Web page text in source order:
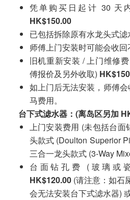
凭单购买日起计 30 天
HK$150.00
已包括拆除原有水龙头式
师傅上门安装时可能会收
旧机重新安装 / 上门维修
傅报价及另外收取)
如上门后无法安装，师傅会
马费用。
台下式滤水器：(离岛区另加
上门安装费用 (未包括台面
头款式 (Doulton Superior
三合一龙头款式 (3-Way
台面钻孔费 (玻璃或
HK$120.00 (请注意：如石
会无法安装台下式滤水器)